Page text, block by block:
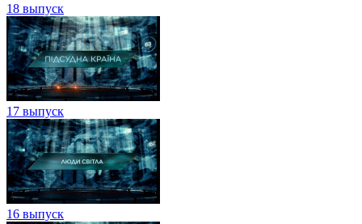
18 выпуск
17 выпуск
16 выпуск